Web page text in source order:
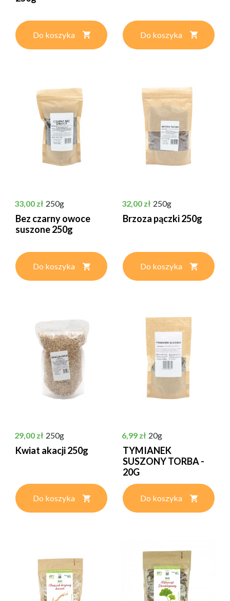
Do koszyka Do koszyka
Cena
33,00 zł 250g
Bez czarny owoce
suszone 250g
Do koszyka
Cena
32,00 zł 250g
Brzoza pączki 250g
Do koszyka
Cena
29,00 zł 250g
Kwiat akacji 250g
Do koszyka
Cena
6,99 zł 20g
TYMIANEK
SUSZONY TORBA -
20G
Do koszyka